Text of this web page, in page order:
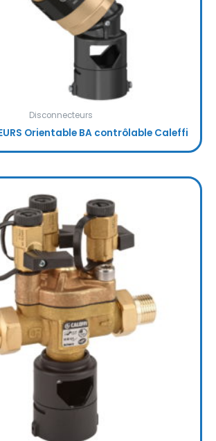
Disconnecteurs
Orientable BA contrôlable Caleffi